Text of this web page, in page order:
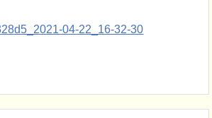
04-22_16-32-30